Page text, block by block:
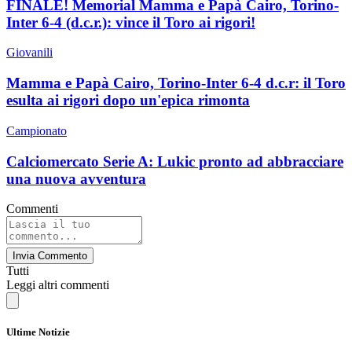
FINALE! Memorial Mamma e Papà Cairo, Torino-
Inter 6-4 (d.c.r.): vince il Toro ai rigori!
Giovanili
Mamma e Papà Cairo, Torino-Inter 6-4 d.c.r: il Toro
esulta ai rigori dopo un'epica rimonta
Campionato
Calciomercato Serie A: Lukic pronto ad abbracciare
una nuova avventura
Commenti
Invia Commento
Tutti
Leggi altri commenti
Ultime Notizie